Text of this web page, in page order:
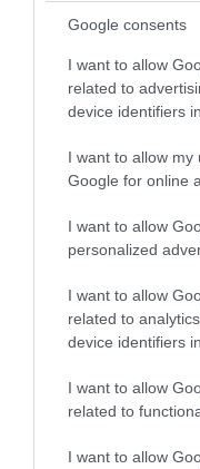
Google consents
I want to allow
related to
device identifiers
I want to allow
Google for online
I want to allow
personalized
I want to allow
related to
device identifiers
I want to allow
related to
I want to allow
06.08.2026 | 14:02
«Επιχείρηση
αντικείμενα
ΠΟΛΙΤΙΚΗ